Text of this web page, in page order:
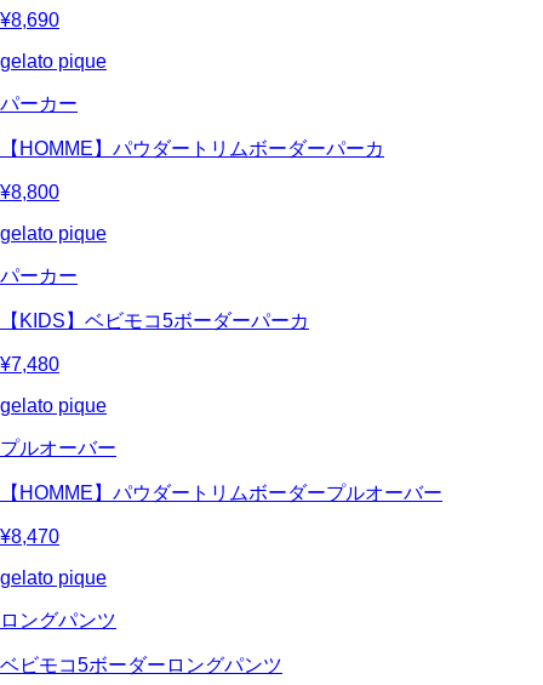
¥8,690
gelato pique
パーカー
【HOMME】パウダートリムボーダーパーカ
¥8,800
gelato pique
パーカー
【KIDS】ベビモコ5ボーダーパーカ
¥7,480
gelato pique
プルオーバー
【HOMME】パウダートリムボーダープルオーバー
¥8,470
gelato pique
ロングパンツ
ベビモコ5ボーダーロングパンツ